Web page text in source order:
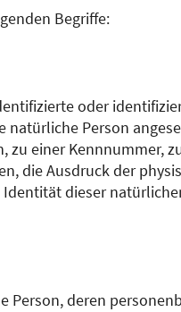
Begriffe:
oder
natürliche Person
einer Kennnummer,
die Ausdruck der
dieser
deren